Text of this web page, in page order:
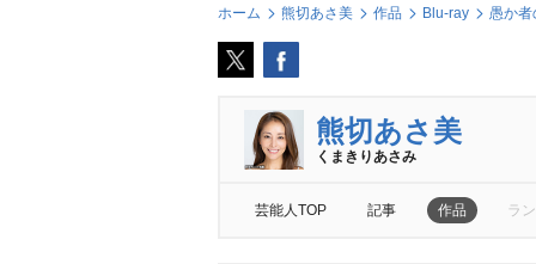
ホーム 熊切あさ美 作品 Blu-ray 愚か者
熊切あさ美
くまきりあさみ
芸能人TOP 記事 作品 ラ